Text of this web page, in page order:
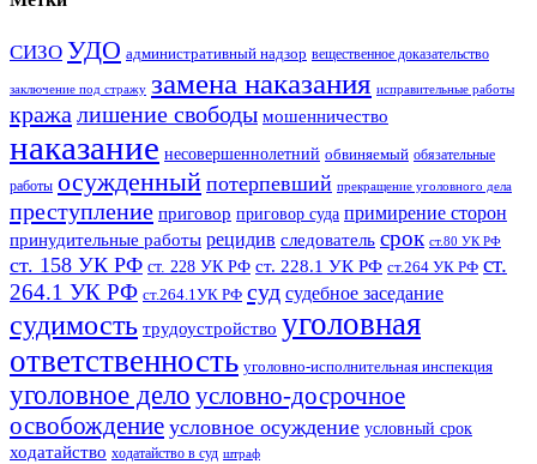
СИЗО УДО административный надзор вещественное доказательство
заключение под стражу замена наказания исправительные работы
кража лишение свободы мошенничество
наказание несовершеннолетний обвиняемый обязательные
работы осужденный потерпевший прекращение уголовного дела
преступление приговор приговор суда примирение сторон
принудительные работы рецидив следователь срок ст.80 УК РФ
ст. 158 УК РФ ст. 228 УК РФ ст. 228.1 УК РФ ст.264 УК РФ ст.
264.1 УК РФ ст.264.1УК РФ суд судебное заседание
судимость трудоустройство уголовная
ответственность уголовно-исполнительная инспекция
уголовное дело условно-досрочное
освобождение условное осуждение условный срок
ходатайство ходатайство в суд штраф